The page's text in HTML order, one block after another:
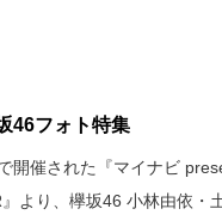
46フォト特集
開催された『マイナビ
より、欅坂46 小林由依・